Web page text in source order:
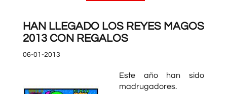
HAN LLEGADO LOS REYES MAGOS
2013 CON REGALOS
06-01-2013
Este año han sido
madrugadores.